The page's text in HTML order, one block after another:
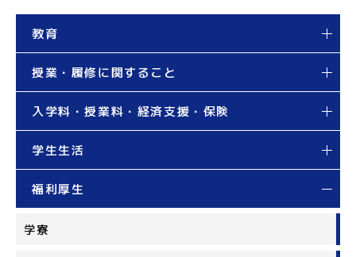
教育
授業・履修に関すること
入学料・授業料・経済支援・保険
学生生活
福利厚生
学寮